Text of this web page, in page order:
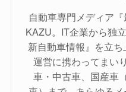
自動車専門メディア
KAZU。IT企業から独
新自動車情報』を立
運営に携わってまい
車・中古車、国産車